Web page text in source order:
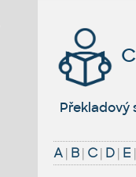
Překladový
A| B| C| D| E |